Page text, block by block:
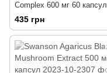
Complex 600 мг 60 капсул
435 грн